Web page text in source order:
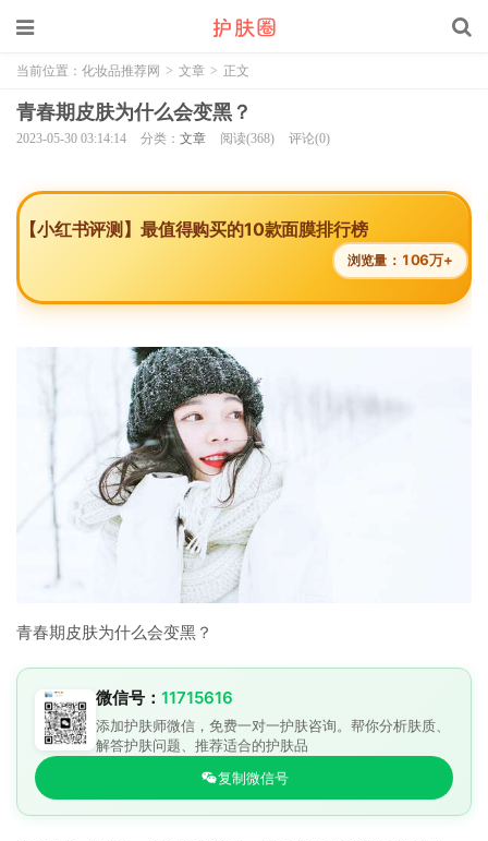
当前位置： 化妆品推荐网 > 文章 > 正文
青春期皮肤为什么会变黑？
2023-05-30 03:14:14 分类： 文章 阅读(368) 评论(0)
【小红书评测】最值得购买的10款面膜排行榜
浏览量： 106万+
青春期皮肤为什么会变黑？
微信号： 11715616
添加护肤师微信，免费一对一护肤咨询。帮你分析肤质、
解答护肤问题、推荐适合的护肤品
复制微信号